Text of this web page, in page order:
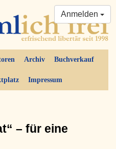
Archiv Buchverkauf
Impressum
Anmelden
– für eine